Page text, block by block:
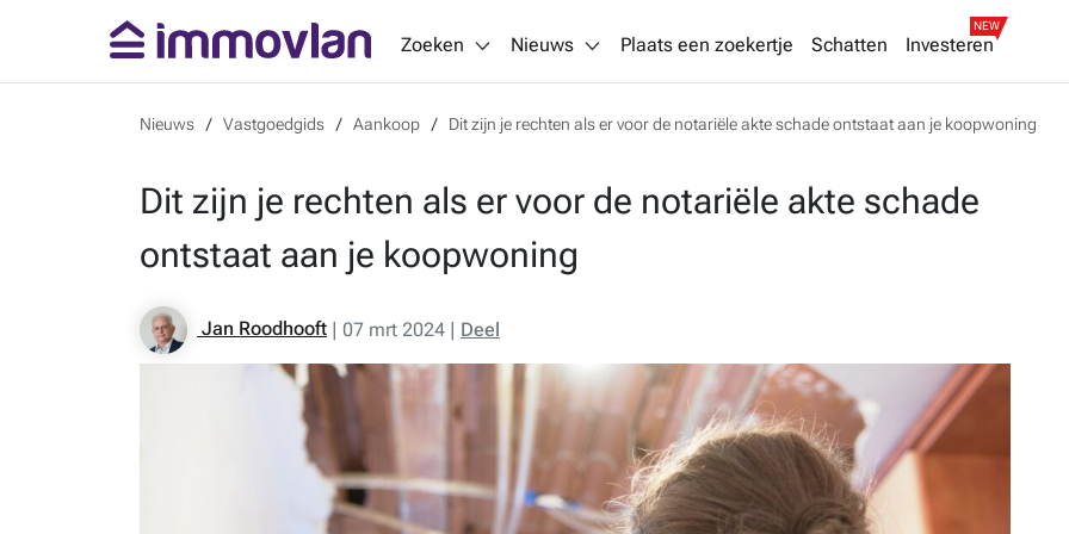
Zoeken Nieuws Plaats een zoekertje Schatten Investeren
NEW
Nieuws Vastgoedgids Aankoop Dit zijn je rechten als er voor de notariële akte schade ontstaat aan je koopwoning
Dit zijn je rechten als er voor de notariële akte schade
ontstaat aan je koopwoning
Jan Roodhooft | 07 mrt 2024 | Deel